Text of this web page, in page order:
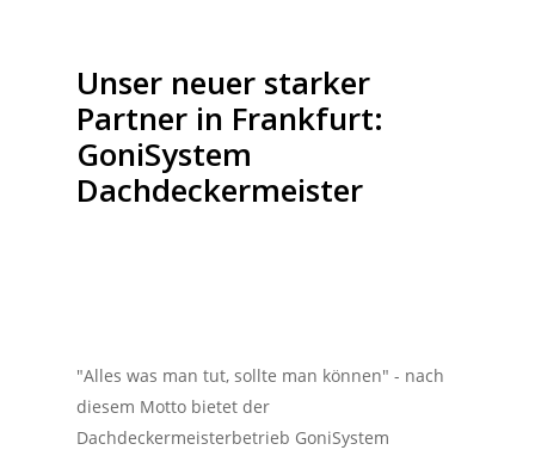
Unser neuer starker
Partner in Frankfurt:
GoniSystem
Dachdeckermeister
"Alles was man tut, sollte man können" - nach
diesem Motto bietet der
Dachdeckermeisterbetrieb GoniSystem